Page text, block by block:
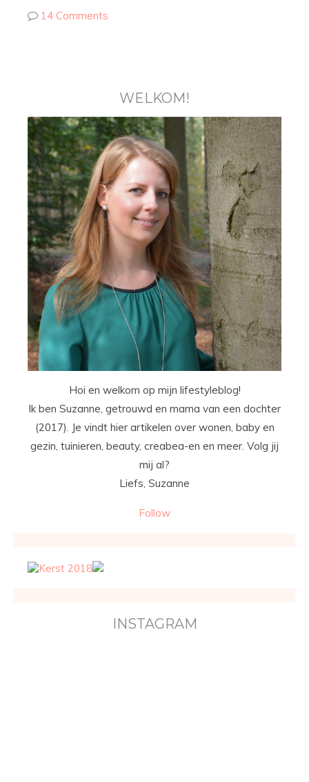
14 Comments
WELKOM!
Hoi en welkom op mijn lifestyleblog!
Ik ben Suzanne, getrouwd en mama van een dochter
(2017). Je vindt hier artikelen over wonen, baby en
gezin, tuinieren, beauty, creabea-en en meer. Volg jij
mij al?
Liefs, Suzanne
Follow
INSTAGRAM